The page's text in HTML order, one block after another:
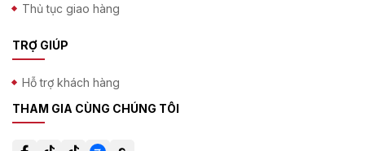
Thủ tục giao hàng
TRỢ GIÚP
Hỗ trợ khách hàng
THAM GIA CÙNG CHÚNG TÔI